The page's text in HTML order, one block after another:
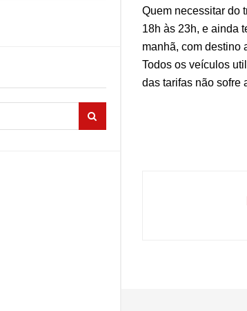
Quem necessitar do
18h às 23h, e ainda
manhã, com destino
Todos os veículos
das tarifas não sofre